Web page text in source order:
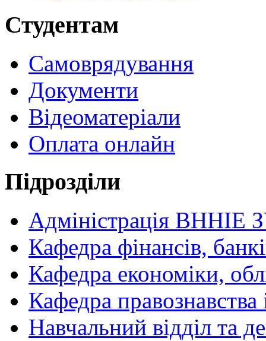
Студентам
Самоврядування
Документи
Відеоматеріали
Оплата онлайн
Підрозділи
Адміністрація ВННІЕ
Кафедра фінансів,
Кафедра економіки,
Кафедра
Навчальний відділ та